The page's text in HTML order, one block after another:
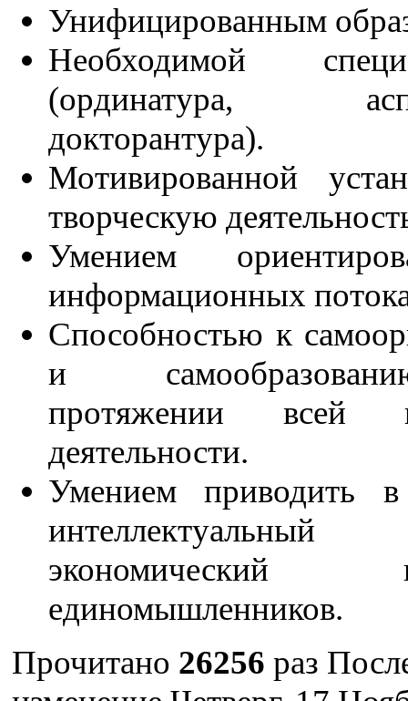
Унифицированным
Необходимой
(ординатура,
докторантура).
Мотивированной
творческую
Умением
информационных
Способностью к
и
протяжении всей
деятельности.
Умением приводить в
экономический
единомышленников.
Прочитано 26256 раз